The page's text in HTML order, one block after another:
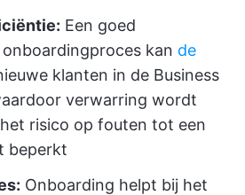
Een goed
kan de
klanten in de Business
verwarring wordt
risico op fouten tot een
beperkt
Onboarding helpt bij het